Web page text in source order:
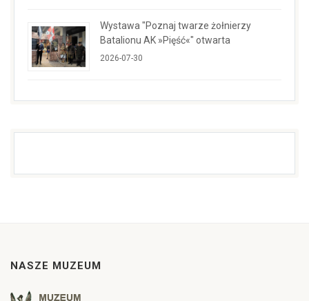
Wystawa "Poznaj twarze żołnierzy
Batalionu AK »Pięść«" otwarta
2026-07-30
NASZE MUZEUM